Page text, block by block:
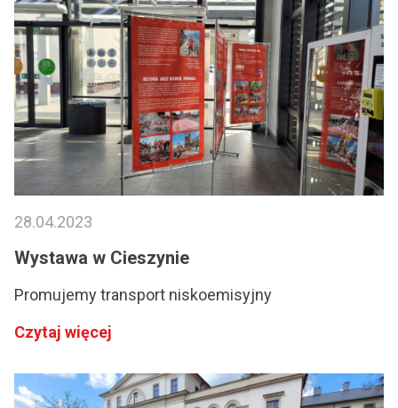
28.04.2023
Wystawa w Cieszynie
Promujemy transport niskoemisyjny
Czytaj więcej